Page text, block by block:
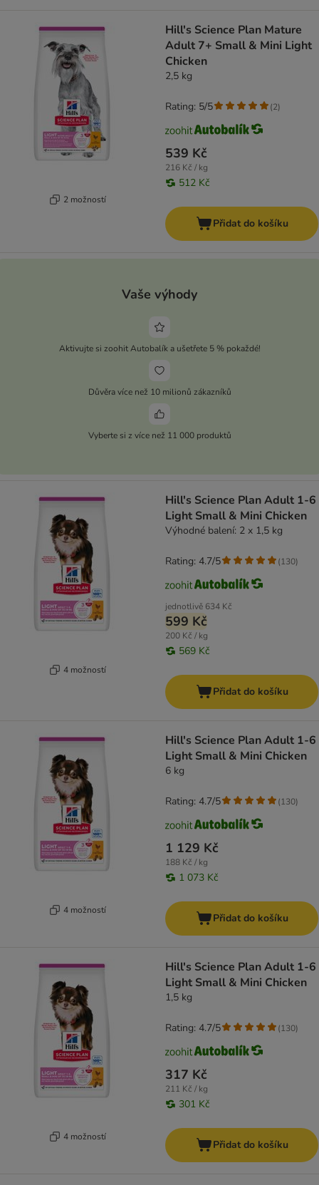
2 možností
Hill's Science Plan Mature
Adult 7+ Small & Mini Light
Chicken
2,5 kg
539 Kč
216 Kč / kg
512 Kč
Rating: 5/5 (2)
Přidat do košíku
Vaše výhody
Aktivujte si zoohit Autobalík a ušetřete 5 % pokaždé!
Důvěra více než 10 milionů zákazníků
Vyberte si z více než 11 000 produktů
4 možností
Hill's Science Plan Adult 1-6
Light Small & Mini Chicken
Výhodné balení: 2 x 1,5 kg
jednotlivě 634 Kč
599 Kč
200 Kč / kg
569 Kč
Rating: 4.7/5 (130)
Přidat do košíku
4 možností
Hill's Science Plan Adult 1-6
Light Small & Mini Chicken
6 kg
1 129 Kč
188 Kč / kg
1 073 Kč
Rating: 4.7/5 (130)
Přidat do košíku
4 možností
Hill's Science Plan Adult 1-6
Light Small & Mini Chicken
1,5 kg
317 Kč
211 Kč / kg
301 Kč
Rating: 4.7/5 (130)
Přidat do košíku